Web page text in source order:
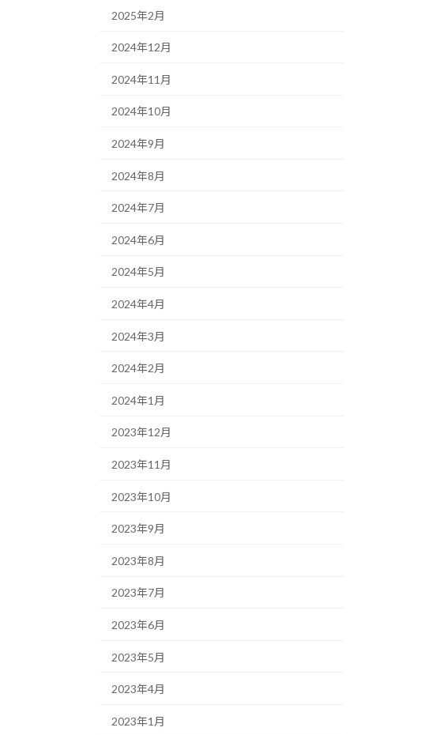
2025年2月
2024年12月
2024年11月
2024年10月
2024年9月
2024年8月
2024年7月
2024年6月
2024年5月
2024年4月
2024年3月
2024年2月
2024年1月
2023年12月
2023年11月
2023年10月
2023年9月
2023年8月
2023年7月
2023年6月
2023年5月
2023年4月
2023年1月